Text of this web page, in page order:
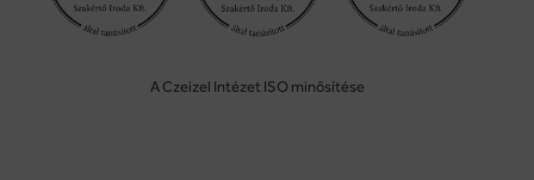
A Czeizel Intézet ISO minősítése